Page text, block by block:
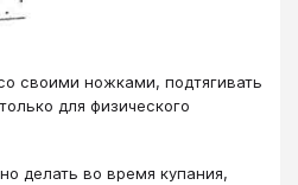
своими ножками, подтягивать
для физического
делать во время купания,